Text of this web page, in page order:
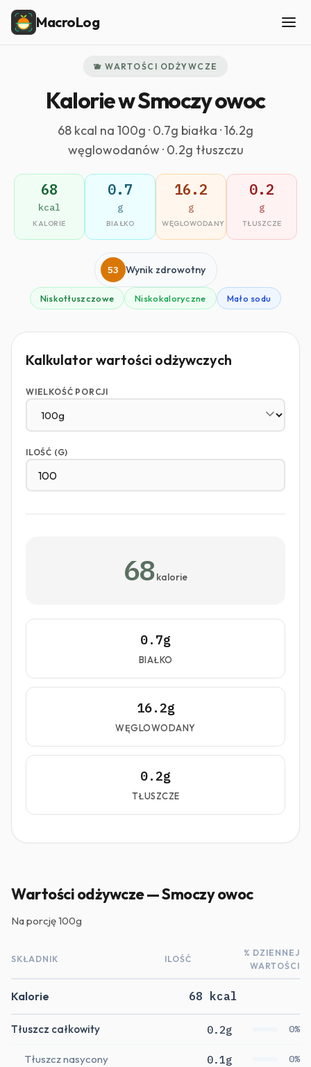
MacroLog
🫐 WARTOŚCI ODŻYWCZE
Kalorie w Smoczy owoc
68 kcal na 100g · 0.7g białka · 16.2g
węglowodanów · 0.2g tłuszczu
68
kcal
KALORIE
0.7
g
BIAŁKO
16.2
g
WĘGLOWODANY
0.2
g
TŁUSZCZE
53 Wynik zdrowotny
Niskotłuszczowe Niskokaloryczne Mało sodu
Kalkulator wartości odżywczych
WIELKOŚĆ PORCJI
ILOŚĆ (G)
68 kalorie
0.7g
BIAŁKO
16.2g
WĘGLOWODANY
0.2g
TŁUSZCZE
Wartości odżywcze — Smoczy owoc
Na porcję100g
SKŁADNIK ILOŚĆ
% DZIENNEJ
WARTOŚCI
Kalorie 68 kcal
Tłuszcz całkowity 0.2g 0%
Tłuszcz nasycony 0.1g 0%